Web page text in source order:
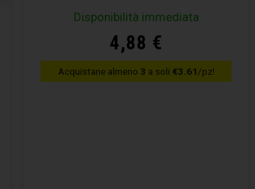
Disponibilità immediata
4,88 €
Acquistane almeno 3 a soli €3.61/pz!